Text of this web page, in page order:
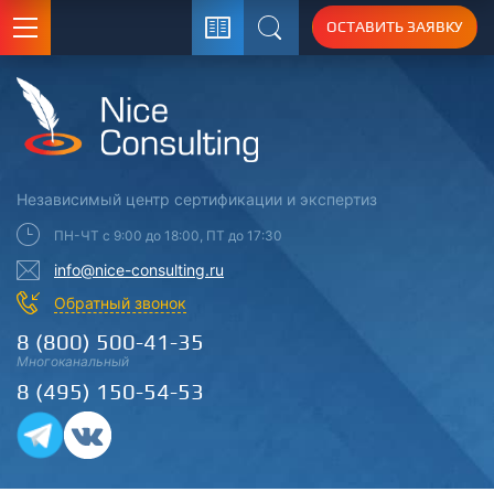
Поиск
ОСТАВИТЬ ЗАЯВКУ
Независимый центр сертификации и экспертиз
ПН-ЧТ с 9:00 до 18:00, ПТ до 17:30
info@nice-consulting.ru
Обратный звонок
8 (800) 500-41-35
Многоканальный
8 (495) 150-54-53